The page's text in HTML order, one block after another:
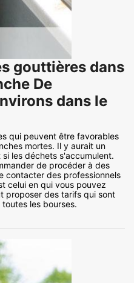
gouttières dans
De
dans le
qui peuvent être favorables
mortes. Il y aurait un
les déchets s'accumulent.
de procéder à des
contacter des professionnels
celui en qui vous pouvez
proposer des tarifs qui sont
les bourses.